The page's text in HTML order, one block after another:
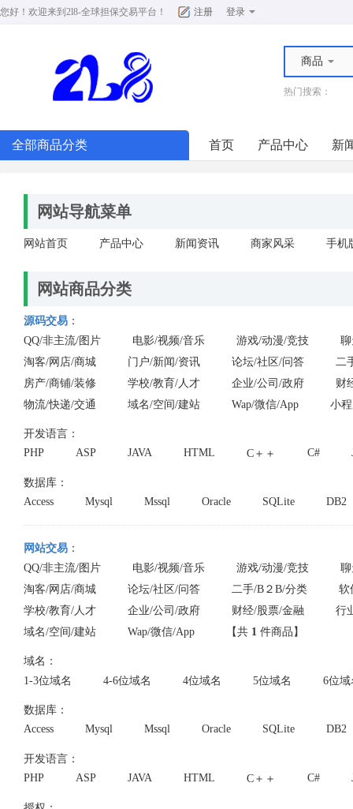
您好！欢迎来到 2l8-全球担保交易平台 ！ 注册 登录
商品
热门搜索：
全部商品分类 首页 产品中心 新
网站导航菜单
网站首页 产品中心 新闻资讯 商家风采 手机
网站商品分类
源码交易 ：
QQ/非主流/图片
电影/视频/音乐 游戏/动漫/竞技
淘客/网店/商城
门户/新闻/资讯 论坛/社区/问答
二
房产/商铺/装修
学校/教育/人才 企业/公司/政府
财
物流/快递/交通
域名/空间/建站 Wap/微信/App 小
开发语言：
PHP
ASP JAVA HTML C＋＋ C#
数据库：
Access
Mysql Mssql Oracle SQLite DB2
网站交易 ：
QQ/非主流/图片
电影/视频/音乐 游戏/动漫/竞技
淘客/网店/商城
论坛/社区/问答 二手/B２B/分类
软
学校/教育/人才
企业/公司/政府 财经/股票/金融
行
域名/空间/建站
Wap/微信/App 【共 1 件商品】
域名：
1-3位域名
4-6位域名 4位域名 5位域名 6位域
数据库：
Access
Mysql Mssql Oracle SQLite DB2
开发语言：
PHP
ASP JAVA HTML C＋＋ C#